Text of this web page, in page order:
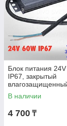
Блок питания
IP67, закрытый
Трансформатор
60 Ватт. Power
В наличии
4 700 ₸